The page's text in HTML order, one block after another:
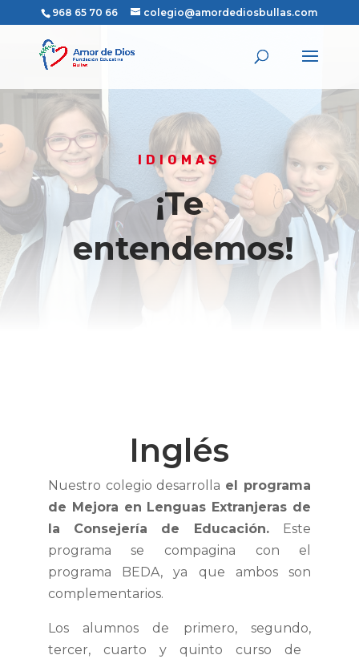
968 65 70 66 colegio@amordediosbullas.com
IDIOMAS
¡Te
entendemos!
Inglés
Nuestro colegio desarrolla el programa
de Mejora en Lenguas Extranjeras de
la Consejería de Educación. Este
programa se compagina con el
programa BEDA, ya que ambos son
complementarios.
Los alumnos de primero, segundo,
tercer, cuarto y quinto curso de